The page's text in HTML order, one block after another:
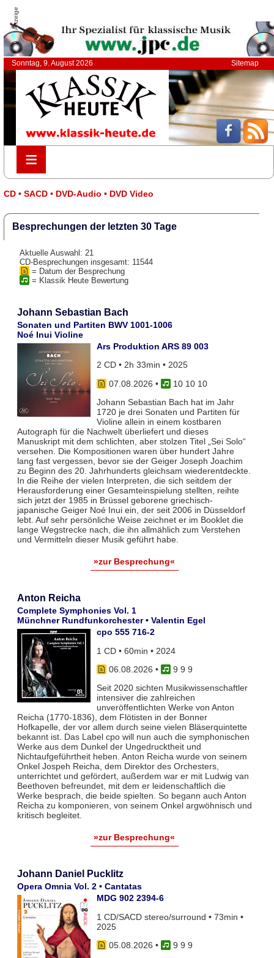
Anzeige
Sonntag, 9. August 2026 Sitemap
≡
≡
CD • SACD • DVD-Audio • DVD Video
Besprechungen der letzten 30 Tage
Aktuelle Auswahl: 21
CD-Besprechungen insgesamt: 11544
= Datum der Besprechung
= Klassik Heute Bewertung
Johann Sebastian Bach
Sonaten und Partiten BWV 1001-1006
Noé Inui Violine
Ars Produktion ARS 89 003
2 CD • 2h 33min • 2025
07.08.2026 •
10 10 10
Johann Sebastian Bach hat im Jahr
1720 je drei Sonaten und Partiten für
Violine allein in einem kostbaren
Autograph für die Nachwelt überliefert und dieses
Manuskript mit dem schlichten, aber stolzen Titel „Sei Solo“
versehen. Die Kompositionen waren über hundert Jahre
lang fast vergessen, bevor sie der Geiger Joseph Joachim
zu Beginn des 20. Jahrhunderts gleichsam wiederentdeckte.
In die Reihe der vielen Interpreten, die sich seitdem der
Herausforderung einer Gesamteinspielung stellten, reihte
sich jetzt der 1985 in Brüssel geborene griechisch-
japanische Geiger Noé Inui ein, der seit 2006 in Düsseldorf
lebt. Auf sehr persönliche Weise zeichnet er im Booklet die
lange Wegstrecke nach, die ihn allmählich zum Verstehen
und Vermitteln dieser Musik geführt habe.
»zur Besprechung«
Anton Reicha
Complete Symphonies Vol. 1
Münchner Rundfunkorchester • Valentin Egel
cpo 555 716-2
1 CD • 60min • 2024
06.08.2026 •
9 9 9
Seit 2020 sichten Musikwissenschaftler
intensiver die zahlreichen
unveröffentlichten Werke von Anton
Reicha (1770-1836), dem Flötisten in der Bonner
Hofkapelle, der vor allem durch seine vielen Bläserquintette
bekannt ist. Das Label cpo will nun auch die symphonischen
Werke aus dem Dunkel der Ungedrucktheit und
Nichtaufgeführtheit heben. Anton Reicha wurde von seinem
Onkel Jospeh Reicha, dem Direktor des Orchesters,
unterrichtet und gefördert, außerdem war er mit Ludwig van
Beethoven befreundet, mit dem er leidenschaftlich die
Werke besprach, die beide spielten. So begann auch Anton
Reicha zu komponieren, von seinem Onkel argwöhnisch und
kritisch begleitet.
»zur Besprechung«
Johann Daniel Pucklitz
Opera Omnia Vol. 2 • Cantatas
MDG 902 2394-6
1 CD/SACD stereo/surround • 73min •
2025
05.08.2026 •
9 9 9